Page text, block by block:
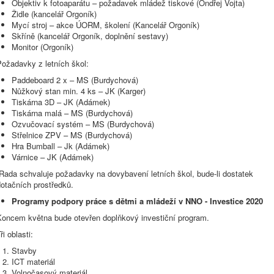
Objektiv k fotoaparátu – požadavek mládež tiskové (Ondřej Vojta)
Židle (kancelář Orgoník)
Mycí stroj – akce ÚORM, školení (Kancelář Orgoník)
Skříně (kancelář Orgoník, doplnění sestavy)
Monitor (Orgoník)
z letních škol:
Paddeboard 2 x – MS (Burdychová)
Nůžkový stan min. 4 ks – JK (Karger)
Tiskárna 3D – JK (Adámek)
Tiskárna malá – MS (Burdychová)
Ozvučovací systém – MS (Burdychová)
Střelnice ZPV – MS (Burdychová)
Hra Bumball – Jk (Adámek)
Várnice – JK (Adámek)
schvaluje požadavky na dovybavení letních škol, bude-li dostatek
prostředků.
Programy podpory práce s dětmi a mládeží v NNO - Investice 2020
května bude otevřen doplňkový investiční program.
oblasti:
Stavby
ICT materiál